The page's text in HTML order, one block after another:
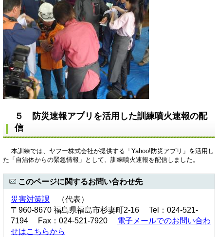
５ 防災速報アプリを活用した訓練噴火速報の配
信
本訓練では、ヤフー株式会社が提供する「Yahoo!防災アプリ」を活用し
た「自治体からの緊急情報」として、訓練噴火速報を配信しました。
このページに関するお問い合わせ先
災害対策課 （代表）
〒960-8670 福島県福島市杉妻町2-16 Tel：024-521-
7194 Fax：024-521-7920 電子メールでのお問い合わ
せはこちらから